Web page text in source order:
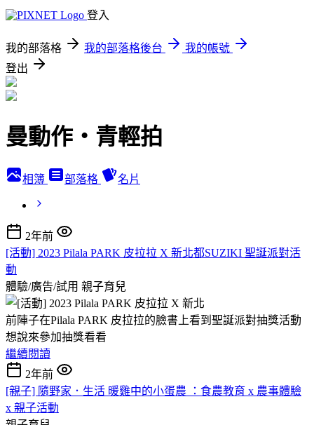
登入
我的部落格 我的部落格後台
我的帳號
登出
曼動作‧青輕拍
相簿 部落格 名片
2年前
[活動] 2023 Pilala PARK 皮拉拉 X 新北都SUZIKI 聖誕派對活
動
體驗/廣告/試用 親子育兒
前陣子在Pilala PARK 皮拉拉的臉書上看到聖誕派對抽獎活動
想說來參加抽獎看看
繼續閱讀
2年前
[親子] 隨野家．生活 暖雞中的小蛋農 ：食農教育 x 農事體驗
x 親子活動